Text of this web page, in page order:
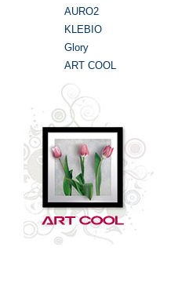
AURO2
KLEBIO
Glory
ART COOL